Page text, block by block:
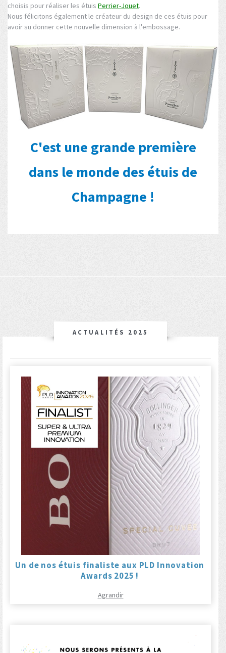
choisis pour réaliser les étuis Perrier-Jouet.
Nous félicitons également le créateur du design de ces étuis pour
avoir su donner cette nouvelle dimension à l'embossage.
C'est une grande première
dans le monde des étuis de
Champagne !
ACTUALITÉS 2025
Un de nos étuis finaliste aux PLD Innovation
Awards 2025 !
Agrandir